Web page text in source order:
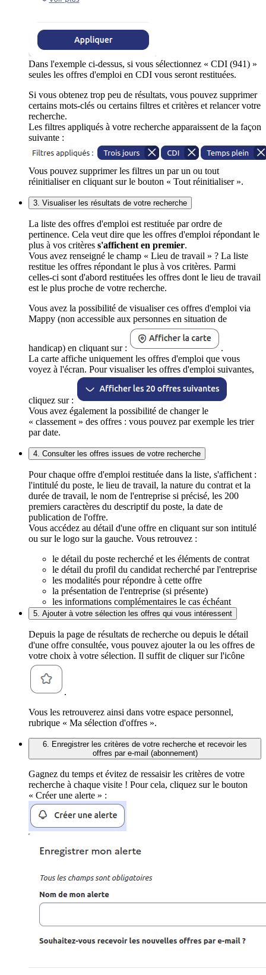
Dans l'exemple ci-dessus, si vous sélectionnez « CDI (941) »
seules les offres d'emploi en CDI vous seront restituées.
Si vous obtenez trop peu de résultats, vous pouvez supprimer
certains mots-clés ou certains filtres et critères et relancer votre
recherche.
Les filtres appliqués à votre recherche apparaissent de la façon
suivante :
Vous pouvez supprimer les filtres un par un ou tout
réinitialiser en cliquant sur le bouton « Tout réinitialiser ».
3. Visualiser les résultats de votre recherche
La liste des offres d'emploi est restituée par ordre de
pertinence. Cela veut dire que les offres d'emploi répondant le
plus à vos critères s'affichent en premier.
Vous avez renseigné le champ « Lieu de travail » ? La liste
restitue les offres répondant le plus à vos critères. Parmi
celles-ci sont d'abord restituées les offres dont le lieu de travail
est le plus proche de votre recherche.
Vous avez la possibilité de visualiser ces offres d'emploi via
Mappy (non accessible aux personnes en situation de
handicap) en cliquant sur :
.
La carte affiche uniquement les offres d'emploi que vous
voyez à l'écran. Pour visualiser les offres d'emploi suivantes,
cliquez sur :
Vous avez également la possibilité de changer le
« classement » des offres : vous pouvez par exemple les trier
par date.
4. Consulter les offres issues de votre recherche
Pour chaque offre d'emploi restituée dans la liste, s'affichent :
l'intitulé du poste, le lieu de travail, la nature du contrat et la
durée de travail, le nom de l'entreprise si précisé, les 200
premiers caractères du descriptif du poste, la date de
publication de l'offre.
Vous accédez au détail d'une offre en cliquant sur son intitulé
ou sur le logo sur la gauche. Vous retrouvez :
le détail du poste recherché et les éléments de contrat
le détail du profil du candidat recherché par l'entreprise
les modalités pour répondre à cette offre
la présentation de l'entreprise (si présente)
les informations complémentaires le cas échéant
5. Ajouter à votre sélection les offres qui vous intéressent
Depuis la page de résultats de recherche ou depuis le détail
d'une offre consultée, vous pouvez ajouter la ou les offres de
votre choix à votre sélection. Il suffit de cliquer sur l'icône
.
Vous les retrouverez ainsi dans votre espace personnel,
rubrique « Ma sélection d'offres ».
6. Enregistrer les critères de votre recherche et recevoir les
offres par e-mail (abonnement)
Gagnez du temps et évitez de ressaisir les critères de votre
recherche à chaque visite ! Pour cela, cliquez sur le bouton
« Créer une alerte » :